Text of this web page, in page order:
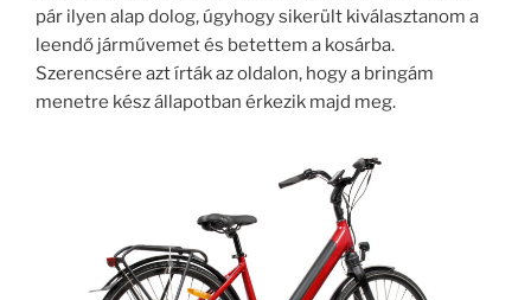
pár ilyen alap dolog, úgyhogy sikerült kiválasztanom a
leendő járművemet és betettem a kosárba.
Szerencsére azt írták az oldalon, hogy a bringám
menetre kész állapotban érkezik majd meg.